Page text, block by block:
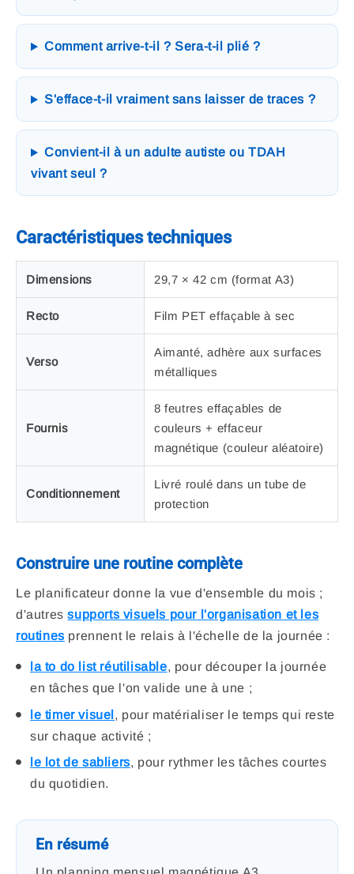
Comment arrive-t-il ? Sera-t-il plié ?
S'efface-t-il vraiment sans laisser de traces ?
Convient-il à un adulte autiste ou TDAH
vivant seul ?
Caractéristiques techniques
Dimensions 29,7 × 42 cm (format A3)
Recto Film PET effaçable à sec
Verso
Aimanté, adhère aux surfaces
métalliques
Fournis
8 feutres effaçables de
couleurs + effaceur
magnétique (couleur aléatoire)
Conditionnement
Livré roulé dans un tube de
protection
Construire une routine complète
Le planificateur donne la vue d'ensemble du mois ;
d'autressupports visuels pour l'organisation et les
routines prennent le relais à l'échelle de la journée :
la to do list réutilisable, pour découper la journée
en tâches que l'on valide une à une ;
le timer visuel , pour matérialiser le temps qui reste
sur chaque activité ;
le lot de sabliers, pour rythmer les tâches courtes
du quotidien.
En résumé